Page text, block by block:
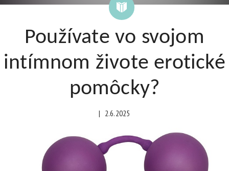
Používate vo svojom
intímnom živote erotické
pomôcky?
| 2.6.2025